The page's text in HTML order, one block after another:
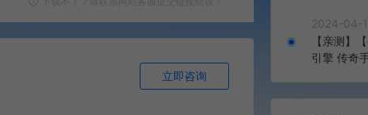
立即咨询
户端 无版
2024-04-
【亲测】
引擎 传奇